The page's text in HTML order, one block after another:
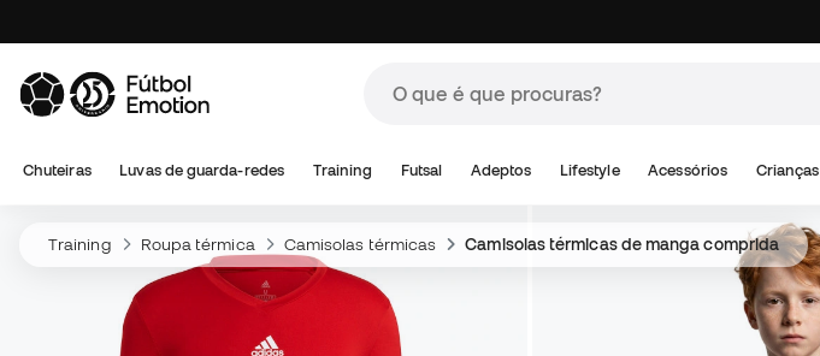
Chuteiras Luvas de guarda-redes Training Futsal Adeptos Lifestyle Acessórios Crianças
Training Roupa térmica Camisolas térmicas Camisolas térmicas de manga comprida